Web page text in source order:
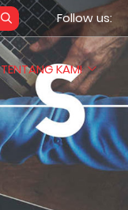
Follow us:
TENTANG KAMI